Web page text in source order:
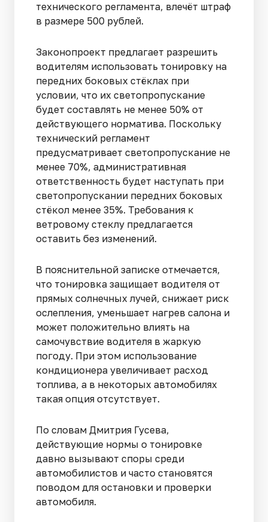
технического регламента, влечёт штраф
в размере 500 рублей.
Законопроект предлагает разрешить
водителям использовать тонировку на
передних боковых стёклах при
условии, что их светопропускание
будет составлять не менее 50% от
действующего норматива. Поскольку
технический регламент
предусматривает светопропускание не
менее 70%, административная
ответственность будет наступать при
светопропускании передних боковых
стёкол менее 35%. Требования к
ветровому стеклу предлагается
оставить без изменений.
В пояснительной записке отмечается,
что тонировка защищает водителя от
прямых солнечных лучей, снижает риск
ослепления, уменьшает нагрев салона и
может положительно влиять на
самочувствие водителя в жаркую
погоду. При этом использование
кондиционера увеличивает расход
топлива, а в некоторых автомобилях
такая опция отсутствует.
По словам Дмитрия Гусева,
действующие нормы о тонировке
давно вызывают споры среди
автомобилистов и часто становятся
поводом для остановки и проверки
автомобиля.